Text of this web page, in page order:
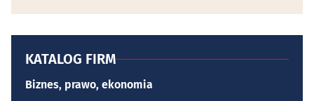
KATALOG FIRM
Biznes, prawo, ekonomia